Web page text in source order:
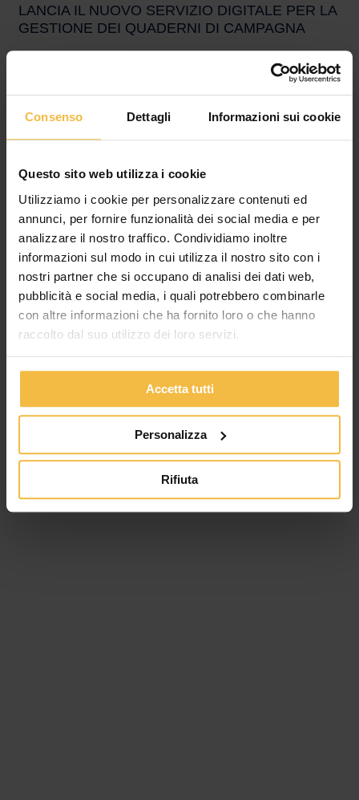
Consenso Dettagli Informazioni sui cookie
Questo sito web utilizza i cookie
Utilizziamo i cookie per personalizzare contenuti ed
annunci, per fornire funzionalità dei social media e per
analizzare il nostro traffico. Condividiamo inoltre
informazioni sul modo in cui utilizza il nostro sito con i
nostri partner che si occupano di analisi dei dati web,
pubblicità e social media, i quali potrebbero combinarle
con altre informazioni che ha fornito loro o che hanno
raccolto dal suo utilizzo dei loro servizi.
Accetta tutti
Personalizza
Rifiuta
LANCIA IL NUOVO SERVIZIO DIGITALE PER LA
GESTIONE DEI QUADERNI DI CAMPAGNA
sicurezza per le aziende agricole del territorio In un contesto
agricolo sempre più orientato all’innovazione e alla conformità
IL CONSORZIO AGRARIO DI CREMONA
FATTURATO, MIGLIORANO REDDITIVITÀ E
SOLIDITÀ PATRIMONIALE
L’Assemblea dei Soci conferma la fiducia nel percorso di
sviluppo del Consorzio. Valore della produzione a oltre 340
milioni di euro, utile netto a 674